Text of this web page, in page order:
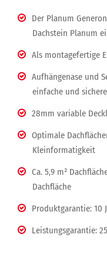
Der Planum
Dachstein Planum
Als montagefertige
Aufhängenase und
einfache und
28mm variable
Optimale
Kleinformatigkeit
Ca. 5,9 m²
Dachfläche
Produktgarantie: 10
Leistungsgarantie: